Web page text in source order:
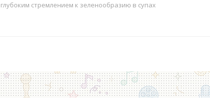
стремлением к зеленообразию в супах